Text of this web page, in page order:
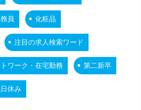
員 化粧品
注目の求人検索ワード
ワーク・在宅勤務 第二新卒
休み